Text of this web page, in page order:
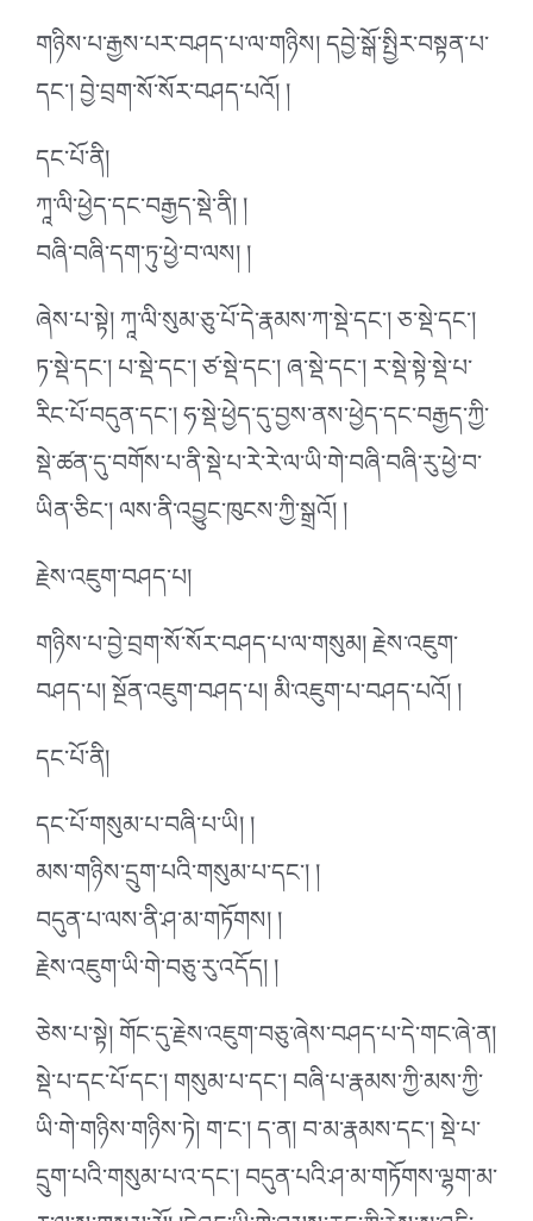
གཉིས་པ་རྒྱས་པར་བཤད་པ་ལ་གཉིས། དབྱེ་སྒོ་སྤྱིར་བསྟན་པ་
དང་། བྱེ་བྲག་སོ་སོར་བཤད་པའོ། །
དང་པོ་ནི།
ཀཱ་ལི་ཕྱེད་དང་བརྒྱད་སྡེ་ནི། །
བཞི་བཞི་དག་ཏུ་ཕྱེ་བ་ལས། །
ཞེས་པ་སྟེ། ཀཱ་ལི་སུམ་ཅུ་པོ་དེ་རྣམས་ཀ་སྡེ་དང་། ཅ་སྡེ་དང་།
ཏ་སྡེ་དང་། པ་སྡེ་དང་། ཙ་སྡེ་དང་། ཞ་སྡེ་དང་། ར་སྡེ་སྟེ་སྡེ་པ་
རིང་པོ་བདུན་དང་། ཧ་སྡེ་ཕྱེད་དུ་བྱས་ནས་ཕྱེད་དང་བརྒྱད་ཀྱི་
སྡེ་ཚན་དུ་བགོས་པ་ནི་སྡེ་པ་རེ་རེ་ལ་ཡི་གེ་བཞི་བཞི་རུ་ཕྱེ་བ་
ཡིན་ཅིང་། ལས་ནི་འབྱུང་ཁུངས་ཀྱི་སྒྲའོ། །
རྗེས་འཇུག་བཤད་པ།
གཉིས་པ་བྱེ་བྲག་སོ་སོར་བཤད་པ་ལ་གསུམ། རྗེས་འཇུག་
བཤད་པ། སྔོན་འཇུག་བཤད་པ། མི་འཇུག་པ་བཤད་པའོ། །
དང་པོ་ནི།
དང་པོ་གསུམ་པ་བཞི་པ་ཡི། །
མས་གཉིས་དྲུག་པའི་གསུམ་པ་དང་། །
བདུན་པ་ལས་ནི་ཤ་མ་གཏོགས། །
རྗེས་འཇུག་ཡི་གེ་བཅུ་རུ་འདོད། །
ཅེས་པ་སྟེ། གོང་དུ་རྗེས་འཇུག་བཅུ་ཞེས་བཤད་པ་དེ་གང་ཞེ་ན།
སྡེ་པ་དང་པོ་དང་། གསུམ་པ་དང་། བཞི་པ་རྣམས་ཀྱི་མས་ཀྱི་
ཡི་གེ་གཉིས་གཉིས་ཏེ། ག་ང་། ད་ན། བ་མ་རྣམས་དང་། སྡེ་པ་
དྲུག་པའི་གསུམ་པ་འ་དང་། བདུན་པའི་ཤ་མ་གཏོགས་ལྷག་མ་